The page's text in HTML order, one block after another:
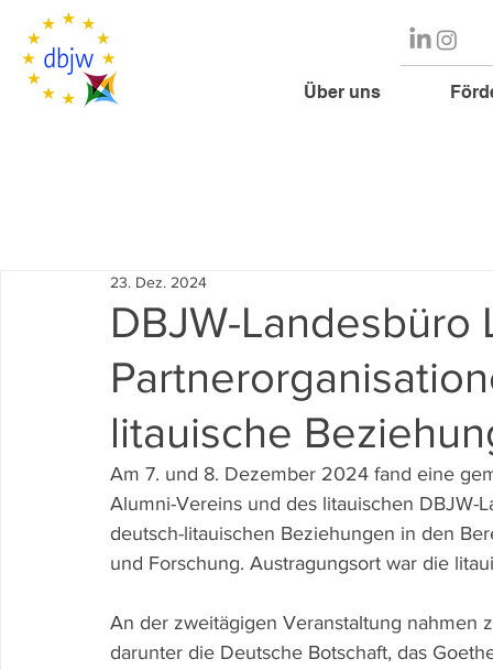
Über uns
DBJW-
litauische
23. Dez. 2024
Am 7. und 8. Dezember 2024 fand eine
Alumni-Vereins und des litauischen DBJW-
deutsch-litauischen Beziehungen in den
und Forschung. Austragungsort war die
An der zweitägigen Veranstaltung nahmen
darunter die Deutsche Botschaft, das